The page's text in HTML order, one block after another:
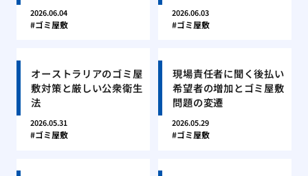
2026.06.04
ゴミ屋敷
2026.06.03
ゴミ屋敷
オーストラリアのゴミ屋
敷対策と厳しい公衆衛生
法
2026.05.31
ゴミ屋敷
現場責任者に聞く後払い
希望者の増加とゴミ屋敷
問題の変遷
2026.05.29
ゴミ屋敷